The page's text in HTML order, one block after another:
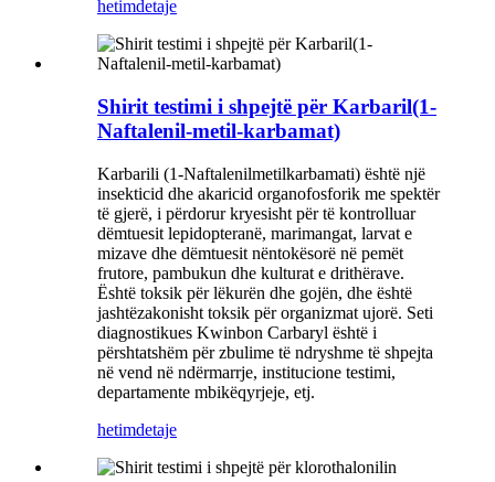
hetimdetaje
Shirit testimi i shpejtë për Karbaril(1-
Naftalenil-metil-karbamat)
Karbarili (1-Naftalenilmetilkarbamati) është një
insekticid dhe akaricid organofosforik me spektër
të gjerë, i përdorur kryesisht për të kontrolluar
dëmtuesit lepidopteranë, marimangat, larvat e
mizave dhe dëmtuesit nëntokësorë në pemët
frutore, pambukun dhe kulturat e drithërave.
Është toksik për lëkurën dhe gojën, dhe është
jashtëzakonisht toksik për organizmat ujorë. Seti
diagnostikues Kwinbon Carbaryl është i
përshtatshëm për zbulime të ndryshme të shpejta
në vend në ndërmarrje, institucione testimi,
departamente mbikëqyrjeje, etj.
hetimdetaje